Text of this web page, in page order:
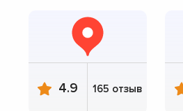
4.9 165 отзыв